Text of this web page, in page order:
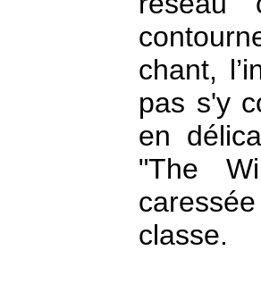
chant,
pas s'y
en
"The
classe.